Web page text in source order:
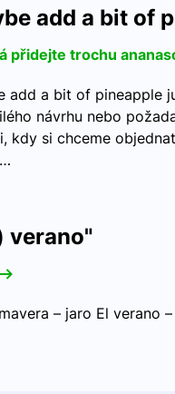
add a bit of
přidejte trochu
add a bit of pineapple
návrhu nebo
kdy si chceme
verano"
>
– jaro El verano